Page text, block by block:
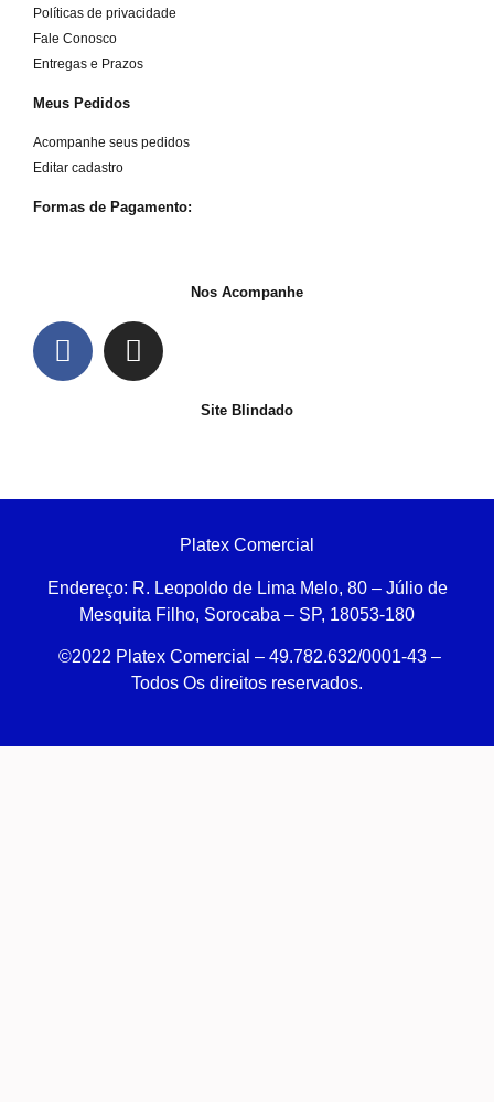
Políticas de privacidade
Fale Conosco
Entregas e Prazos
Meus Pedidos
Acompanhe seus pedidos
Editar cadastro
Formas de Pagamento:
Nos Acompanhe
Site Blindado
Platex Comercial
Endereço: R. Leopoldo de Lima Melo, 80 – Júlio de
Mesquita Filho, Sorocaba – SP, 18053-180
©2022 Platex Comercial – 49.782.632/0001-43 –
Todos Os direitos reservados.